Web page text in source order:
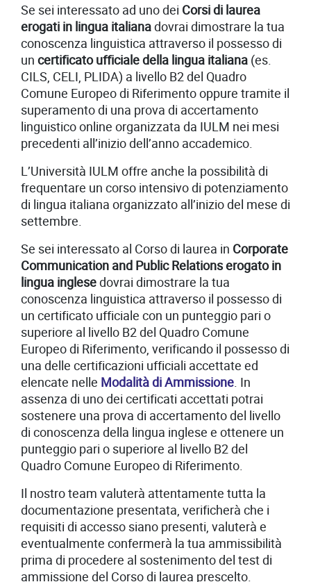
Se sei interessato ad uno dei Corsi di laurea
erogati in lingua italianadovrai dimostrare la tua
conoscenza linguistica attraverso il possesso di
un certificato ufficiale della lingua italiana (es.
CILS, CELI, PLIDA) a livello B2 del Quadro
Comune Europeo di Riferimento oppure tramite il
superamento di una prova di accertamento
linguistico online organizzata da IULM nei mesi
precedenti all’inizio dell’anno accademico.
L’Università IULM offre anche la possibilità di
frequentare un corso intensivo di potenziamento
di lingua italiana organizzato all’inizio del mese di
settembre.
Se sei interessato al Corso di laurea in Corporate
Communication and Public Relations erogato in
lingua inglesedovrai dimostrare la tua
conoscenza linguistica attraverso il possesso di
un certificato ufficiale con un punteggio pari o
superiore al livello B2 del Quadro Comune
Europeo di Riferimento, verificando il possesso di
una delle certificazioni ufficiali accettate ed
elencate nelle Modalità di Ammissione. In
assenza di uno dei certificati accettati potrai
sostenere una prova di accertamento del livello
di conoscenza della lingua inglese e ottenere un
punteggio pari o superiore al livello B2 del
Quadro Comune Europeo di Riferimento.
Il nostro team valuterà attentamente tutta la
documentazione presentata, verificherà che i
requisiti di accesso siano presenti, valuterà e
eventualmente confermerà la tua ammissibilità
prima di procedere al sostenimento del test di
ammissione del Corso di laurea prescelto.